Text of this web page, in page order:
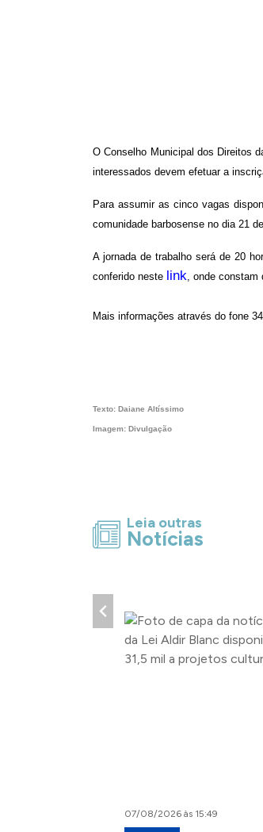
O Conselho Municipal dos Direitos
interessados devem efetuar a
Para assumir as cinco vagas
comunidade barbosense no dia 21
A jornada de trabalho será de 20
conferido neste link, onde constam
Mais informações através do fone
Texto: Daiane Altíssimo
Imagem: Divulgação
Leia outras
Notícias
07/08/2026 às 15:49